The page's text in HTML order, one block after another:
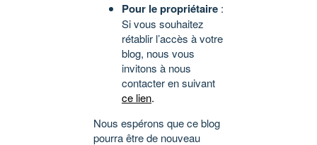
Pour le propriétaire :
Si vous souhaitez
rétablir l’accès à votre
blog, nous vous
invitons à nous
contacter en suivant
ce lien.
Nous espérons que ce blog
pourra être de nouveau